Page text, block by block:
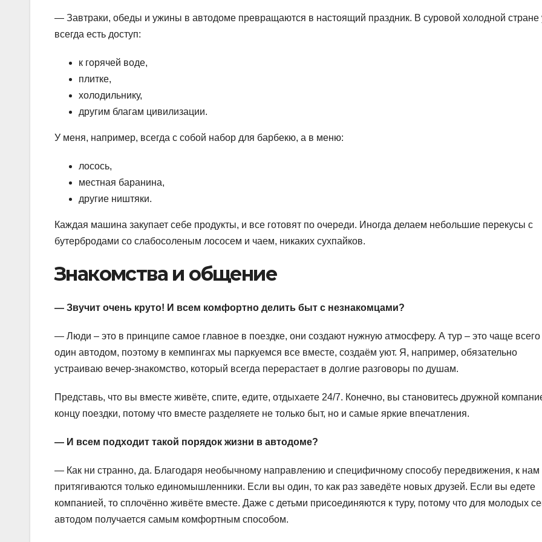
— Завтраки, обеды и ужины в автодоме превращаются в настоящий праздник. В суровой холодной стране
всегда есть доступ:
к горячей воде,
плитке,
холодильнику,
другим благам цивилизации.
У меня, например, всегда с собой набор для барбекю, а в меню:
лосось,
местная баранина,
другие ништяки.
Каждая машина закупает себе продукты, и все готовят по очереди. Иногда делаем небольшие перекусы с
бутербродами со слабосоленым лососем и чаем, никаких сухпайков.
Знакомства и общение
— Звучит очень круто! И всем комфортно делить быт с незнакомцами?
— Люди – это в принципе самое главное в поездке, они создают нужную атмосферу. А тур – это чаще всего
один автодом, поэтому в кемпингах мы паркуемся все вместе, создаём уют. Я, например, обязательно
устраиваю вечер-знакомство, который всегда перерастает в долгие разговоры по душам.
Представь, что вы вместе живёте, спите, едите, отдыхаете 24/7. Конечно, вы становитесь дружной
концу поездки, потому что вместе разделяете не только быт, но и самые яркие впечатления.
— И всем подходит такой порядок жизни в автодоме?
— Как ни странно, да. Благодаря необычному направлению и специфичному способу передвижения, к нам
притягиваются только единомышленники. Если вы один, то как раз заведёте новых друзей. Если вы едете
компанией, то сплочённо живёте вместе. Даже с детьми присоединяются к туру, потому что для молодых
автодом получается самым комфортным способом.